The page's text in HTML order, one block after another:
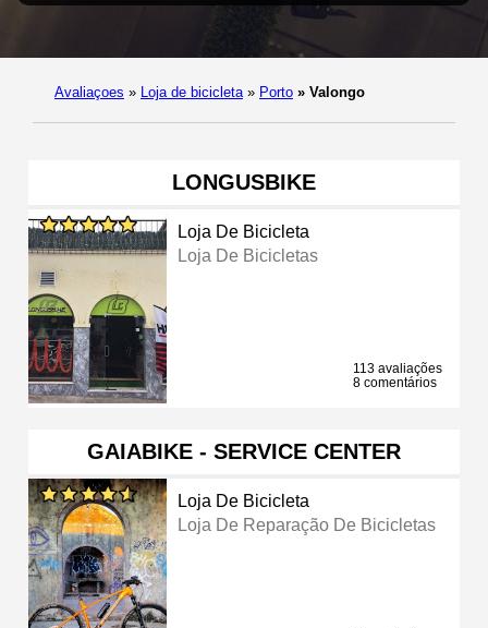
Avaliaçoes » Loja de bicicleta » Porto » Valongo
LONGUSBIKE
Loja De Bicicleta
Loja De Bicicletas
113 avaliações
8 comentários
GAIABIKE - SERVICE CENTER
Loja De Bicicleta
Loja De Reparação De Bicicletas